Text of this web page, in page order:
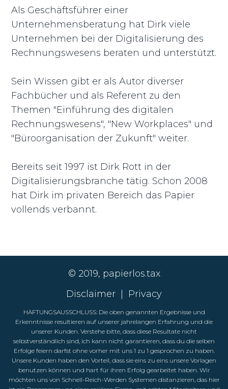
Als Geschäftsführer einer
Unternehmensberatung hat Dirk viele
Unternehmen bei der Digitalisierung des
Rechnungswesens beraten und unterstützt.
Sein Wissen gibt er als Autor diverser
Fachbücher und als Referent zu den
Themen "Einführung des digitalen
Rechnungswesens", "New Workplaces" und
"Büroorganisation der Zukunft" weiter.
Bereits seit 1997 ist Dirk Rott in der
Digitalisierungsbranche tätig. Schon 2008
hat Dirk im privaten Bereich das Papier
vollends verbannt.
© 2019, papierlos.tax
Disclaimer | Privacy
HAFTUNGSAUSSCHLUSS: Die oben genannten Ergebnisse und
Erkenntnisse resultieren auf unserer jahrelangen Erfahrung und die
unserer Kunden. Verstehe bitte, dass diese Resultate nicht
selbstverständlich sind, ich kann nicht garantieren, dass du die selben
Erfolge feiern darfst ohne vorher mit uns 1 zu 1 gesprochen zu haben.
Unsere Kunden haben den Vorteil, dass sie eins zu eins unsere Vorlagen
benutzen können und hart für ihren Erfolg gearbeitet haben. Wir
möchten uns von Schnell-Reich-Werden Systemen distanzieren, das hier